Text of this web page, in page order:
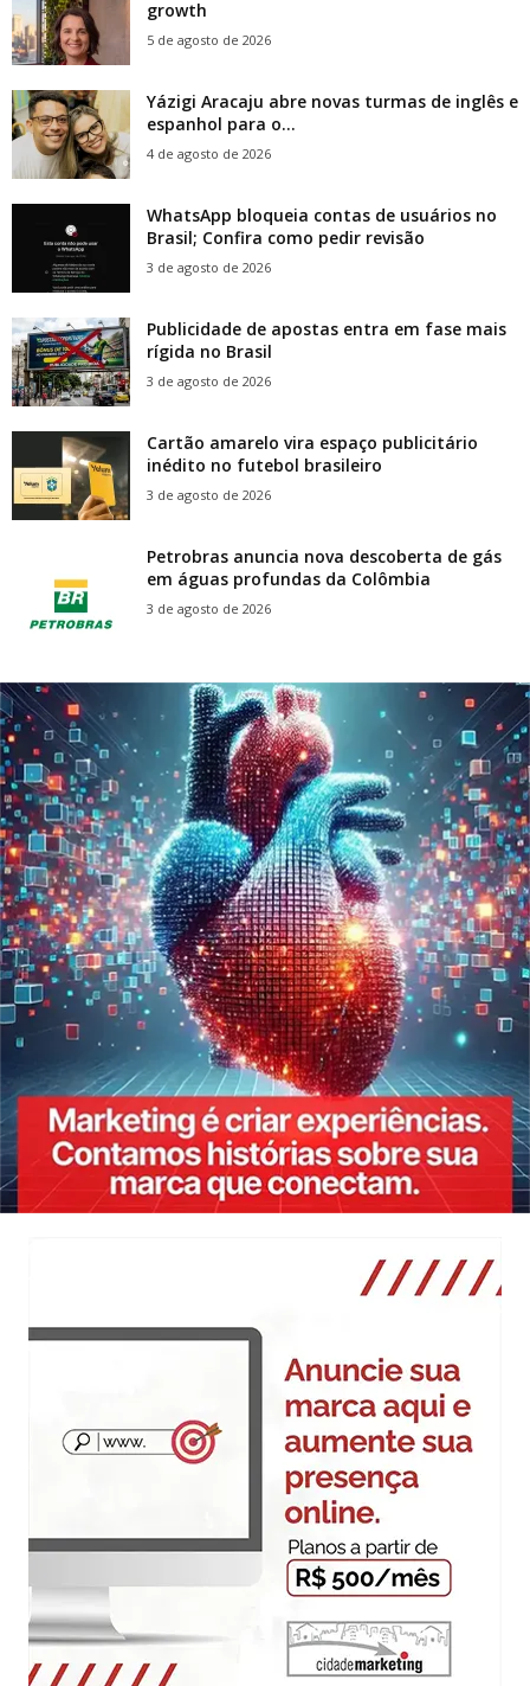
growth
5 de agosto de 2026
Yázigi Aracaju abre novas turmas de inglês e
espanhol para o...
4 de agosto de 2026
WhatsApp bloqueia contas de usuários no
Brasil; Confira como pedir revisão
3 de agosto de 2026
Publicidade de apostas entra em fase mais
rígida no Brasil
3 de agosto de 2026
Cartão amarelo vira espaço publicitário
inédito no futebol brasileiro
3 de agosto de 2026
Petrobras anuncia nova descoberta de gás
em águas profundas da Colômbia
3 de agosto de 2026